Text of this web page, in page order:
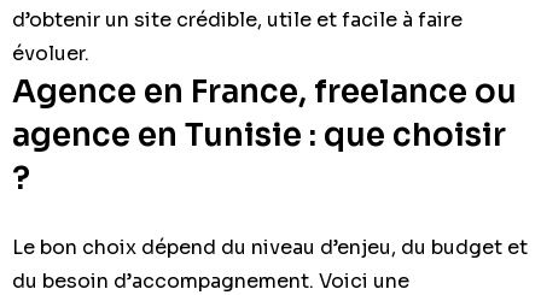
d’obtenir un site crédible, utile et facile à faire
évoluer.
Agence en France, freelance ou
agence en Tunisie : que choisir
?
Le bon choix dépend du niveau d’enjeu, du budget et
du besoin d’accompagnement. Voici une